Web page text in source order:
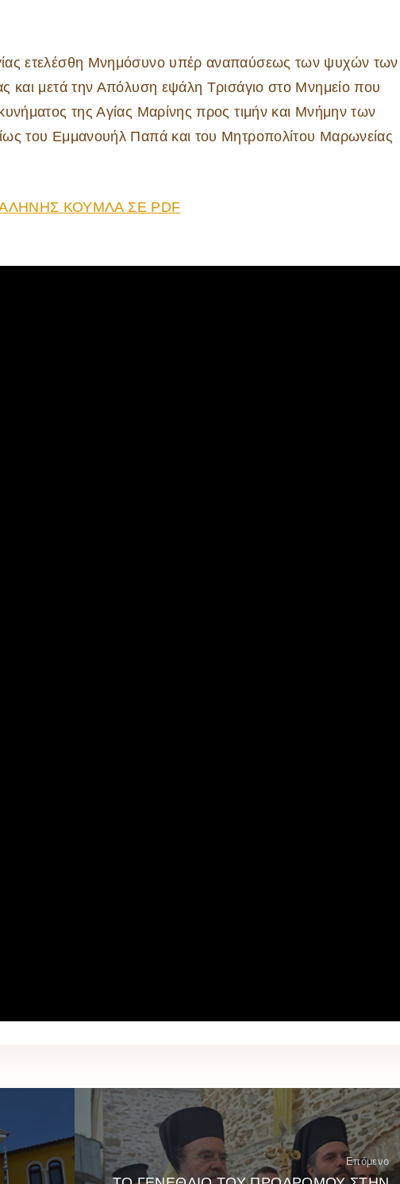
ετελέσθη Μνημόσυνο υπέρ αναπαύσεως των ψυχών των
και μετά την Απόλυση εψάλη Τρισάγιο στο Μνημείο που
της Αγίας Μαρίνης προς τιμήν και Μνήμην των
του Εμμανουήλ Παπά και του Μητροπολίτου Μαρωνείας
ΚΟΥΜΛΑ ΣΕ PDF
Επόμενο